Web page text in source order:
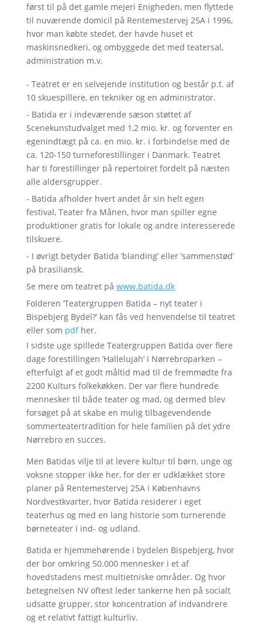
først til på det gamle mejeri Enigheden, men flyttede
til nuværende domicil på Rentemestervej 25A i 1996,
hvor man købte stedet, der havde huset et
maskinsnedkeri, og ombyggede det med teatersal,
administration m.v.
- Teatret er en selvejende institution og består p.t. af
10 skuespillere, en tekniker og en administrator.
- Batida er i indeværende sæson støttet af
Scenekunstudvalget med 1,2 mio. kr. og forventer en
egenindtægt på ca. en mio. kr. i forbindelse med de
ca. 120-150 turneforestillinger i Danmark. Teatret
har ti forestillinger på repertoiret fordelt på næsten
alle aldersgrupper.
- Batida afholder hvert andet år sin helt egen
festival, Teater fra Månen, hvor man spiller egne
produktioner gratis for lokale og andre interesserede
tilskuere.
- I øvrigt betyder Batida ’blanding’ eller ’sammenstød’
på brasiliansk.
Se mere om teatret på www.batida.dk
Folderen ’Teatergruppen Batida – nyt teater i
Bispebjerg Bydel?’ kan fås ved henvendelse til teatret
eller som pdf her.
I sidste uge spillede Teatergruppen Batida over flere
dage forestillingen ’Hallelujah’ i Nørrebroparken –
efterfulgt af et godt måltid mad til de fremmødte fra
2200 Kulturs folkekøkken. Der var flere hundrede
mennesker til både teater og mad, og dermed blev
forsøget på at skabe en mulig tilbagevendende
sommerteatertradition for hele familien på det ydre
Nørrebro en succes.
Men Batidas vilje til at levere kultur til børn, unge og
voksne stopper ikke her, for der er udklækket store
planer på Rentemestervej 25A i Københavns
Nordvestkvarter, hvor Batida residerer i eget
teaterhus og med en lang historie som turnerende
børneteater i ind- og udland.
Batida er hjemmehørende i bydelen Bispebjerg, hvor
der bor omkring 50.000 mennesker i et af
hovedstadens mest multietniske områder. Og hvor
betegnelsen NV oftest leder tankerne hen på socialt
udsatte grupper, stor koncentration af indvandrere
og et relativt fattigt kulturliv.